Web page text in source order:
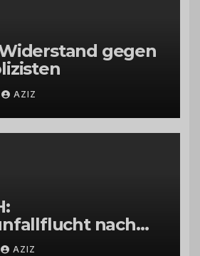
gegen
AZIZ
nach
AZIZ